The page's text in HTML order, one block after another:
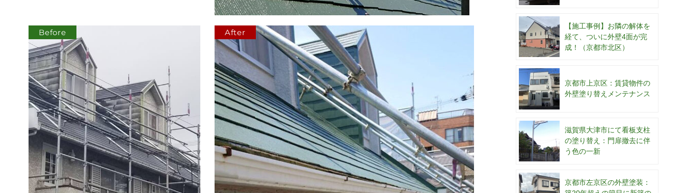
【施工事例】お隣の解体を
経て、ついに外壁4面が完
成！（京都市北区）
京都市上京区：賃貸物件の
外壁塗り替えメンテナンス
滋賀県大津市にて看板支柱
の塗り替え：門扉撤去に伴
う色の一新
京都市左京区の外壁塗装：